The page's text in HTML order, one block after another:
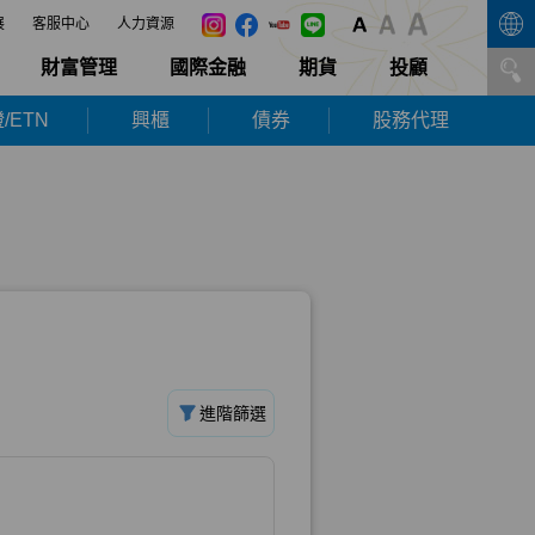
客服中心 人力資源
財富管理 國際金融 期貨 投顧
ETN 興櫃 債券 股務代理